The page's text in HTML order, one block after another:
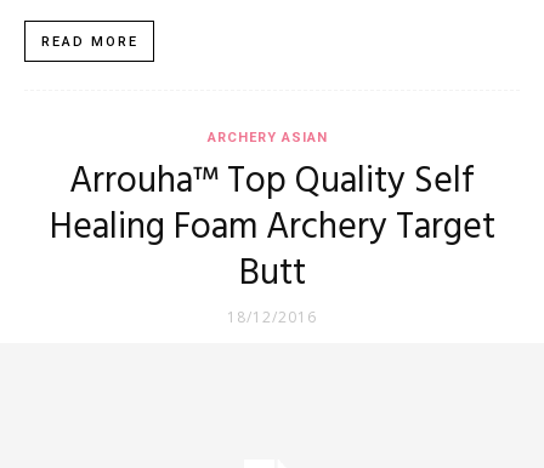
READ MORE
ARCHERY ASIAN
Arrouha™ Top Quality Self
Healing Foam Archery Target
Butt
18/12/2016